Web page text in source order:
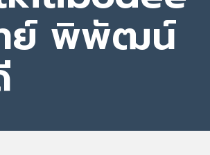
ย์ พิพัฒน์